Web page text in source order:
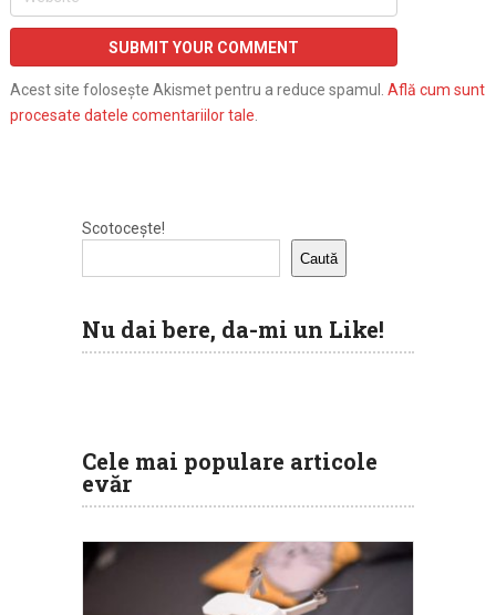
Acest site folosește Akismet pentru a reduce spamul. Află cum sunt
procesate datele comentariilor tale
Scotocește!
Caută
Nu dai bere, da-mi un Like!
Cele mai populare articole
evăr